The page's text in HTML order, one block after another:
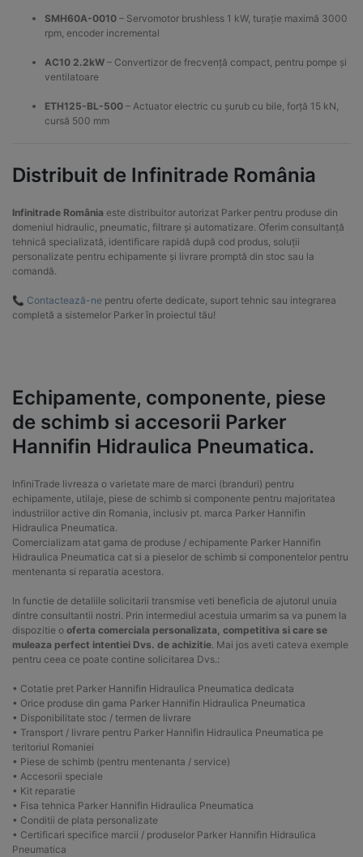
SMH60A-0010 – Servomotor brushless 1 kW, turație maximă 3000
rpm, encoder incremental
AC10 2.2kW – Convertizor de frecvență compact, pentru pompe și
ventilatoare
ETH125-BL-500 – Actuator electric cu șurub cu bile, forță 15 kN,
cursă 500 mm
Distribuit de Infinitrade România
Infinitrade România este distribuitor autorizat Parker pentru produse din
domeniul hidraulic, pneumatic, filtrare și automatizare. Oferim consultanță
tehnică specializată, identificare rapidă după cod produs, soluții
personalizate pentru echipamente și livrare promptă din stoc sau la
comandă.
📞 Contactează-ne pentru oferte dedicate, suport tehnic sau integrarea
completă a sistemelor Parker în proiectul tău!
Echipamente, componente, piese
de schimb si accesorii Parker
Hannifin Hidraulica Pneumatica.
InfiniTrade livreaza o varietate mare de marci (branduri) pentru
echipamente, utilaje, piese de schimb si componente pentru majoritatea
industriilor active din Romania, inclusiv pt. marca Parker Hannifin
Hidraulica Pneumatica.
Comercializam atat gama de produse / echipamente Parker Hannifin
Hidraulica Pneumatica cat si a pieselor de schimb si componentelor pentru
mentenanta si reparatia acestora.
In functie de detaliile solicitarii transmise veti beneficia de ajutorul unuia
dintre consultantii nostri. Prin intermediul acestuia urmarim sa va punem la
dispozitie o oferta comerciala personalizata, competitiva si care se
muleaza perfect intentiei Dvs. de achizitie. Mai jos aveti cateva exemple
pentru ceea ce poate contine solicitarea Dvs.:
• Cotatie pret Parker Hannifin Hidraulica Pneumatica dedicata
• Orice produse din gama Parker Hannifin Hidraulica Pneumatica
• Disponibilitate stoc / termen de livrare
• Transport / livrare pentru Parker Hannifin Hidraulica Pneumatica pe
teritoriul Romaniei
• Piese de schimb (pentru mentenanta / service)
• Accesorii speciale
• Kit reparatie
• Fisa tehnica Parker Hannifin Hidraulica Pneumatica
• Conditii de plata personalizate
• Certificari specifice marcii / produselor Parker Hannifin Hidraulica
Pneumatica